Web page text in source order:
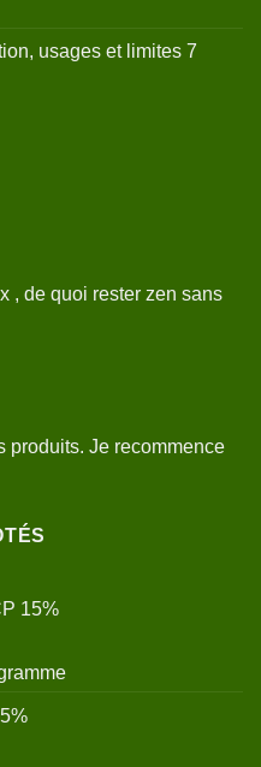
usages et limites 7
, de quoi rester zen sans
produits. Je recommence
15%